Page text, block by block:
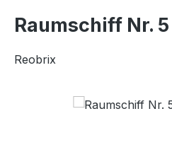
Raumschiff Nr.
Reobrix
Bildergalerie überspringen